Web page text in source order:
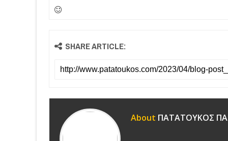
SHARE ARTICLE:
About ΠΑΤΑΤΟΥΚΟΣ